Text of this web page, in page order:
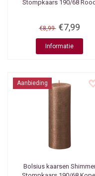
Stompkaars 190/68 Rood
€8,99 €7,99
Informatie
Aanbieding
Bolsius kaarsen